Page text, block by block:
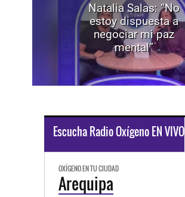
Natalia Salas: “No
estoy dispuesta a
negociar mi paz
mental”
Escucha Radio Oxígeno EN VIVO
OXÍGENO EN TU CIUDAD
Arequipa